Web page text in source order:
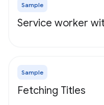
Sample
Service worker
Sample
Fetching Titles